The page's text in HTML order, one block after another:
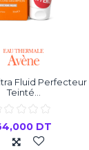
Fluid Perfecteur
Teinté...
DT